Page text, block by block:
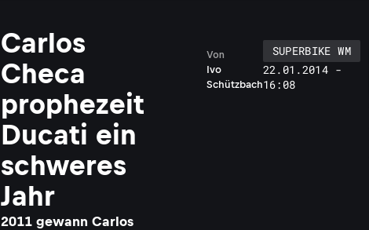
Carlos
Checa
prophezeit
Ducati ein
schweres
Jahr
2011 gewann Carlos
Ivo
Schützbach
Von
SUPERBIKE WM
22.01.2014 -
16:08